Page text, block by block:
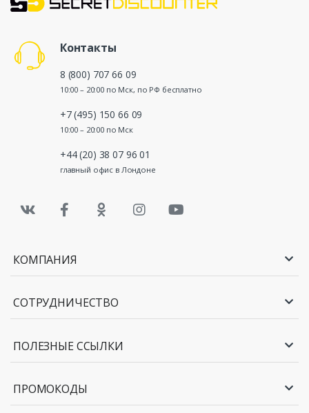
Контакты
8 (800) 707 66 09
10:00 – 20:00 по Мск, по РФ бесплатно
+7 (495) 150 66 09
10:00 – 20:00 по Мск
+44 (20) 38 07 96 01
главный офис в Лондоне
КОМПАНИЯ
СОТРУДНИЧЕСТВО
ПОЛЕЗНЫЕ ССЫЛКИ
ПРОМОКОДЫ